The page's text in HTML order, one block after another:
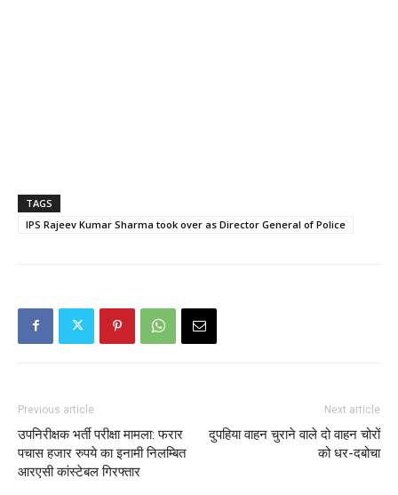
TAGS
IPS Rajeev Kumar Sharma took over as Director General of Police
Previous article
उपनिरीक्षक भर्ती परीक्षा मामला: फरार
पचास हजार रुपये का इनामी निलम्बित
आरएसी कांस्टेबल गिरफ्तार
Next article
दुपहिया वाहन चुराने वाले दो वाहन चोरों
को धर-दबोचा